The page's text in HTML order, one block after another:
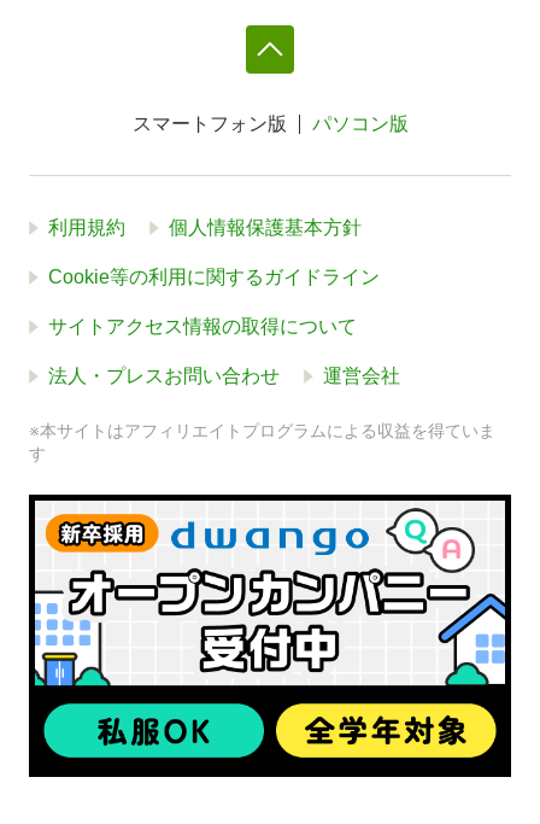
スマートフォン版 パソコン版
利用規約 個人情報保護基本方針
Cookie等の利用に関するガイドライン
サイトアクセス情報の取得について
法人・プレスお問い合わせ 運営会社
※本サイトはアフィリエイトプログラムによる収益を得ていま
す